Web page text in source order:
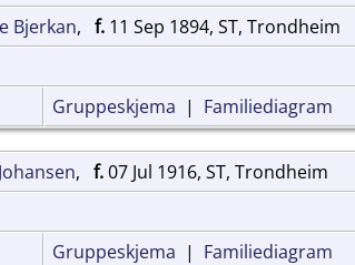
Bjerkan, f. 11 Sep 1894, ST, Trondheim
Gruppeskjema | Familiediagram
, f.07 Jul 1916, ST, Trondheim
Gruppeskjema | Familiediagram